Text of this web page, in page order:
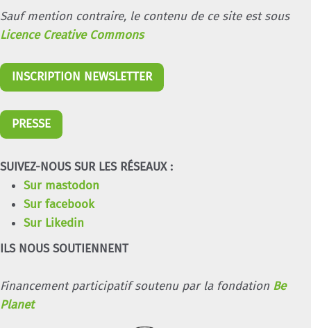
Sauf mention contraire, le contenu de ce site est sous
Licence Creative Commons
INSCRIPTION NEWSLETTER
PRESSE
SUIVEZ-NOUS SUR LES RÉSEAUX :
Sur mastodon
Sur facebook
Sur Likedin
ILS NOUS SOUTIENNENT
Financement participatif soutenu par la fondation Be
Planet